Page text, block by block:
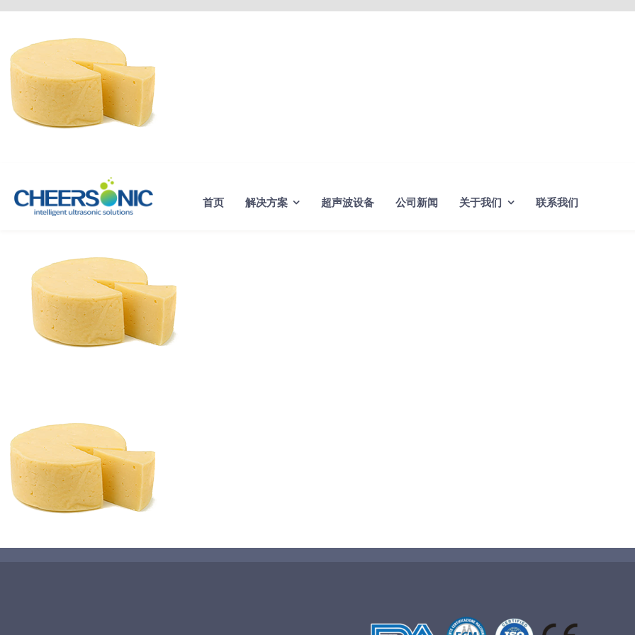
Skip
content
首页 解决方案 超声波设备 公司新闻 关于我们 联系我们